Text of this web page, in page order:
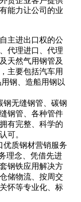
能力让公司的业
主进出口权的公
代理进口、代理
天然气用钢管及
主要包括汽车用
钢、造船用钢以
钢无缝钢管、碳钢
钢管、各种管件
有完整、科学的
可。
优质钢材营销服务
理念、凭借先进
钢铁应用解决方
储物流、按周交
怀等专业化、标